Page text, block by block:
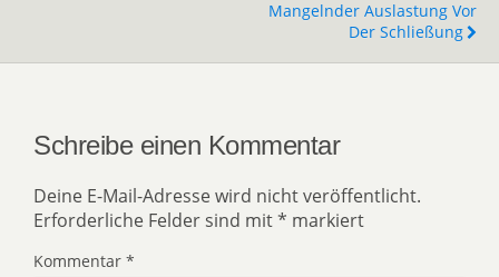
Mangelnder Auslastung Vor
Der Schließung
Schreibe einen Kommentar
Deine E-Mail-Adresse wird nicht veröffentlicht.
Erforderliche Felder sind mit* markiert
Kommentar *